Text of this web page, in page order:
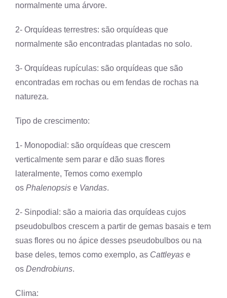
normalmente uma árvore.
2- Orquídeas terrestres: são orquídeas que
normalmente são encontradas plantadas no solo.
3- Orquídeas rupículas: são orquídeas que são
encontradas em rochas ou em fendas de rochas na
natureza.
Tipo de crescimento:
1- Monopodial: são orquídeas que crescem
verticalmente sem parar e dão suas flores
lateralmente, Temos como exemplo
os Phalenopsis e Vandas.
2- Sinpodial: são a maioria das orquídeas cujos
pseudobulbos crescem a partir de gemas basais e tem
suas flores ou no ápice desses pseudobulbos ou na
base deles, temos como exemplo, as Cattleyas e
os Dendrobiuns.
Clima: